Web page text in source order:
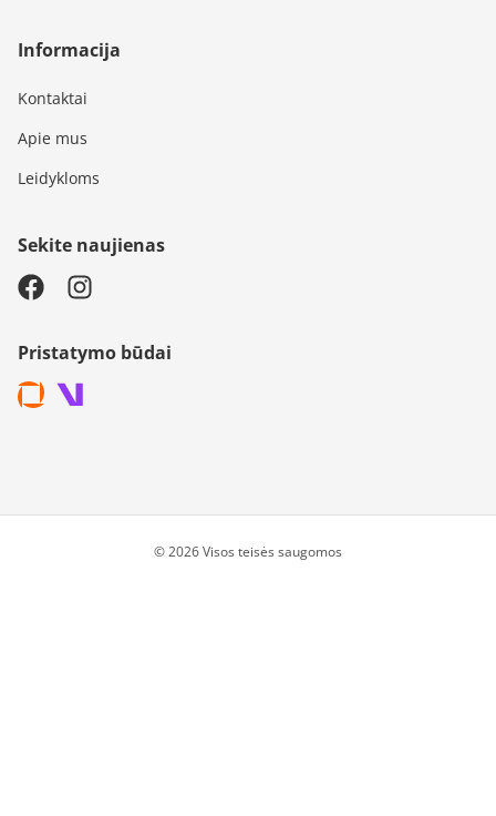
Informacija
Kontaktai
Apie mus
Leidykloms
Sekite naujienas
Pristatymo būdai
© 2026 Visos teisės saugomos